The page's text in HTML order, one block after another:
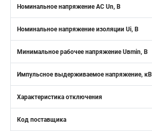
Номинальное напряжение АС Un, В
Номинальное напряжение изоляции Ui, В
Минимальное рабочее напряжение Uвmin, B
Импульсное выдерживаемое напряжение, кВ
Характеристика отключения
Код поставщика